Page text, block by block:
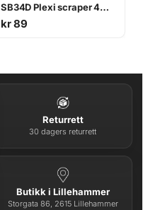
SB34D Plexi scraper 4mm snowboard
kr89
Returrett
30 dagers returrett
Butikk i Lillehammer
Storgata 86, 2615 Lillehammer